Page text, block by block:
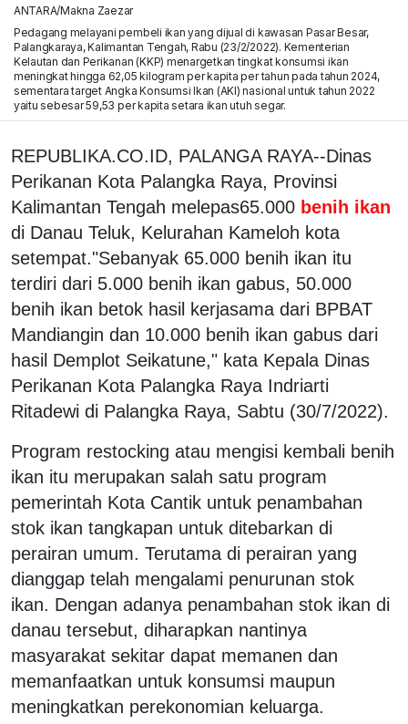
ANTARA/Makna Zaezar
Pedagang melayani pembeli ikan yang dijual di kawasan Pasar Besar,
Palangkaraya, Kalimantan Tengah, Rabu (23/2/2022). Kementerian
Kelautan dan Perikanan (KKP) menargetkan tingkat konsumsi ikan
meningkat hingga 62,05 kilogram per kapita per tahun pada tahun 2024,
sementara target Angka Konsumsi Ikan (AKI) nasional untuk tahun 2022
yaitu sebesar 59,53 per kapita setara ikan utuh segar.
REPUBLIKA.CO.ID, PALANGA RAYA--Dinas
Perikanan Kota Palangka Raya, Provinsi
Kalimantan Tengah melepas65.000 benih ikan
di Danau Teluk, Kelurahan Kameloh kota
setempat."Sebanyak 65.000 benih ikan itu
terdiri dari 5.000 benih ikan gabus, 50.000
benih ikan betok hasil kerjasama dari BPBAT
Mandiangin dan 10.000 benih ikan gabus dari
hasil Demplot Seikatune," kata Kepala Dinas
Perikanan Kota Palangka Raya Indriarti
Ritadewi di Palangka Raya, Sabtu (30/7/2022).
Program restocking atau mengisi kembali benih
ikan itu merupakan salah satu program
pemerintah Kota Cantik untuk penambahan
stok ikan tangkapan untuk ditebarkan di
perairan umum. Terutama di perairan yang
dianggap telah mengalami penurunan stok
ikan. Dengan adanya penambahan stok ikan di
danau tersebut, diharapkan nantinya
masyarakat sekitar dapat memanen dan
memanfaatkan untuk konsumsi maupun
meningkatkan perekonomian keluarga.